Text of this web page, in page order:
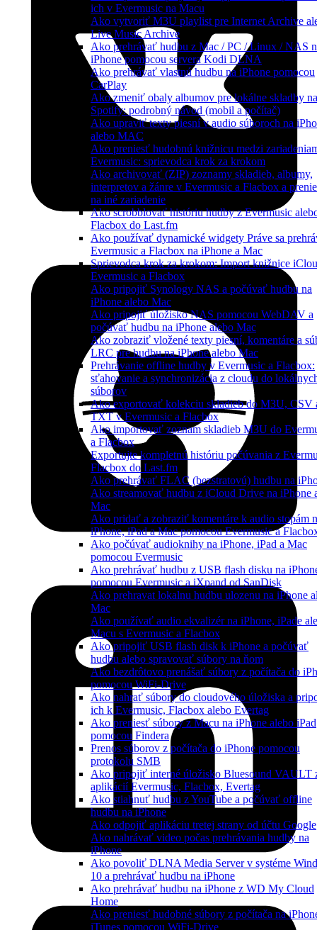
ich v Evermusic na Macu
Ako vytvoriť M3U playlist pre Internet Archive
Live Music Archive
Ako prehrávať hudbu z Mac / PC / Linux / NAS
iPhone pomocou servera Kodi DLNA
Ako prehrávať vlastnú hudbu na iPhone pomocou
CarPlay
Ako zmeniť obaly albumov pre lokálne skladby na
Spotify: podrobný návod (mobil a počítač)
Ako upraviť texty piesní v audio súboroch na
alebo MAC
Ako preniesť hudobnú knižnicu medzi
Evermusic: sprievodca krok za krokom
Ako archivovať (ZIP) zoznamy skladieb, albumy,
interpretov a žánre v Evermusic a Flacbox a
na iné zariadenie
Ako scrobblovať históriu hudby z Evermusic
Flacbox do Last.fm
Ako používať dynamické widgety Práve sa
Evermusic a Flacbox na iPhone a Mac
Sprievodca krok za krokom: Import knižnice
Evermusic a Flacbox
Ako pripojiť Synology NAS a počúvať hudbu na
iPhone alebo Mac
Ako pripojiť úložisko NAS pomocou WebDAV a
počúvať hudbu na iPhone alebo Mac
Ako zobraziť vložené texty piesní, komentáre a
LRC pre hudbu na iPhone alebo Mac
Prehrávanie offline hudby v Evermusic a Flacbox:
sťahovanie a synchronizácia z cloudu do
súborov
Ako exportovať kolekciu skladieb do M3U, CSV
TXT v Evermusic a Flacbox
Ako importovať zoznam skladieb M3U do
a Flacbox
Exportujte kompletnú históriu počúvania z
Flacbox do Last.fm
Ako prehrávať FLAC (bezstratovú) hudbu na
Ako streamovať hudbu z iCloud Drive na iPhone
Mac
Ako pridať a zobraziť komentáre k audio stopám
iPhone, iPad a Mac pomocou Evermusic a
Ako počúvať audioknihy na iPhone, iPad a Mac
pomocou Evermusic
Ako prehrávať hudbu z USB flash disku na
pomocou Evermusic a iXpand od SanDisk
Ako prehravat lokalnu hudbu ulozenu na iPhone
Mac
Ako používať audio ekvalizér na iPhone, iPade
Macu s Evermusic a Flacbox
Ako pripojiť USB flash disk k iPhone a počúvať
hudbu alebo spravovať súbory na ňom
Ako bezdrôtovo prenášať súbory z počítača do
pomocou WiFi-Drive
Ako nahrať súbory do cloudového úložiska a
ich k Evermusic, Flacbox alebo Evertag
Ako preniesť súbory z Macu na iPhone alebo iPad
pomocou Findera
Prenos súborov z počítača do iPhone pomocou
protokolu SMB
Ako pripojiť interné úložisko Bluesound VAULT
aplikácií Evermusic, Flacbox, Evertag
Ako stiahnuť hudbu z YouTube a počúvať offline
hudbu na iPhone
Ako odpojiť aplikáciu tretej strany od účtu Google
Ako nahrávať video počas prehrávania hudby na
iPhone
Ako povoliť DLNA Media Server v systéme
10 a prehrávať hudbu na iPhone
Ako prehrávať hudbu na iPhone z WD My Cloud
Home
Ako preniesť hudobné súbory z počítača na
iTunes pomocou WiFi-Drive